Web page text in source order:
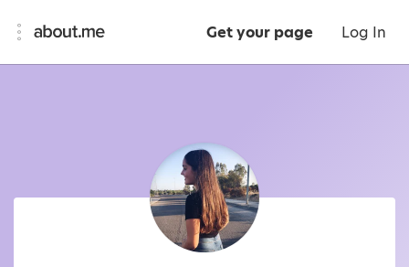
Get your page Log In